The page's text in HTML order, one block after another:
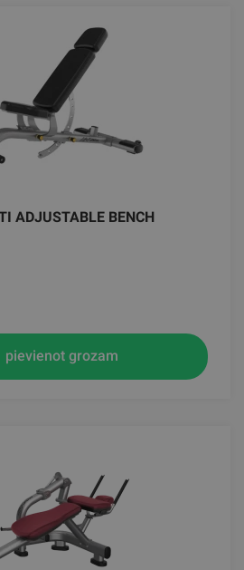
ADJUSTABLE BENCH
pievienot grozam